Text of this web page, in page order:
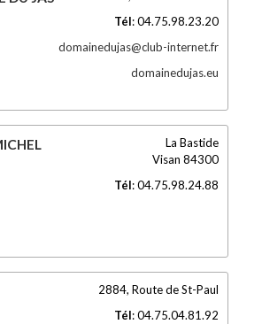
Tél: 04.75.98.23.20
domainedujas@club-internet.fr
domainedujas.eu
La Bastide
Visan 84300
Tél: 04.75.98.24.88
2884, Route de St-Paul
Tél: 04.75.04.81.92